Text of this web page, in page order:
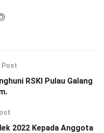
Post
RSKI Pulau Galang
2022 Kepada Anggota